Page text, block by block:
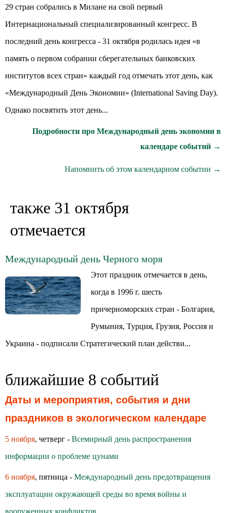
29 стран собрались в Милане на свой первый
Интернациональный специализированный конгресс. В
последний день конгресса - 31 октября родилась идея «в
память о первом собрании сберегательных банковских
институтов всех стран» каждый год отмечать этот день, как
«Международный День Экономии» (International Saving Day).
Однако посвятить этот день...
Подробности про Международный день экономии в
календаре событий →
Напомнить об этом календарном событии →
также 31 октября
отмечается
Международный день Черного моря
Этот праздник отмечается в день,
когда в 1996 г. шесть
причерноморских стран - Болгария,
Румыния, Турция, Грузия, Россия и
Украина - подписали Стратегический план действи...
ближайшие 8 событий
Даты и мероприятия, события и дни
праздников в экологическом календаре
5 ноября, четверг - Всемирный день распространения
информации о проблеме цунами
6 ноября, пятница - Международный день предотвращения
эксплуатации окружающей среды во время войны и
вооруженных конфликтов